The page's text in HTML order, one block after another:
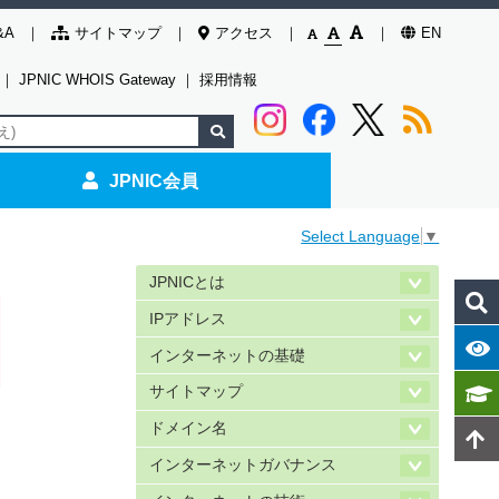
サイトマップ アクセス EN
｜ JPNIC WHOIS Gateway ｜ 採用情報
JPNIC会員
Select Language ▼
JPNICとは
IPアドレス
インターネットの基礎
サイトマップ
ドメイン名
インターネットガバナンス